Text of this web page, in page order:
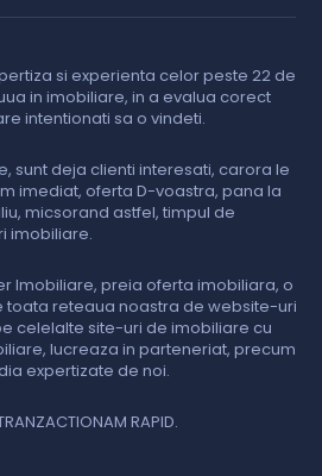
si experienta celor peste 22 de
in imobiliare, in a evalua corect
intentionati sa o vindeti.
sunt deja clienti interesati, carora le
imediat, oferta D-voastra, pana la
micsorand astfel, timpul de
imobiliare.
Imobiliare, preia oferta imobiliara, o
toata reteaua noastra de website-uri
celelalte site-uri de imobiliare cu
lucreaza in parteneriat, precum
expertizate de noi.
RAPID.